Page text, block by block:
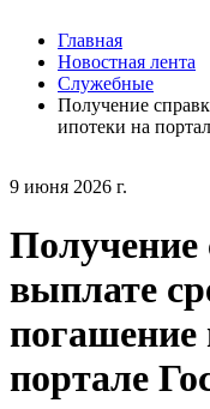
9 июня 2026 г.
Получение
выплате
погашение
портале
Главная
Новостная лента
Служебные
Получение
ипотеки на